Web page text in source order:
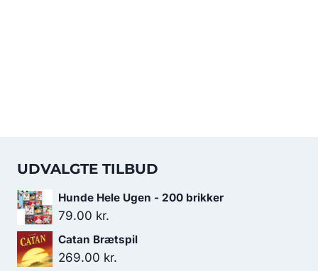
UDVALGTE TILBUD
Hunde Hele Ugen - 200 brikker
79.00 kr.
Catan Brætspil
269.00 kr.